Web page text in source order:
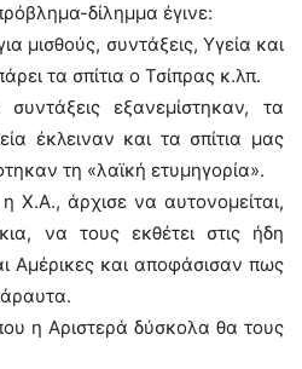
δίλημμα έγινε:
μισθούς, συντάξεις, Υγεία και
τα σπίτια ο Τσίπρας κ.λπ.
εξανεμίστηκαν, τα
έκλειναν και τα σπίτια μας
τη «λαϊκή ετυμηγορία».
Χ.Α., άρχισε να αυτονομείται,
να τους εκθέτει στις ήδη
Αμέρικες και αποφάσισαν πως
η Αριστερά δύσκολα θα τους